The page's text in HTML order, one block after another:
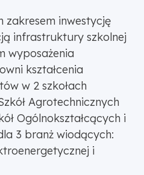
zakresem inwestycję
infrastruktury szkolnej
wyposażenia
kształcenia
w 2 szkołach
Agrotechnicznych
Ogólnokształcących i
3 branż wiodących:
i